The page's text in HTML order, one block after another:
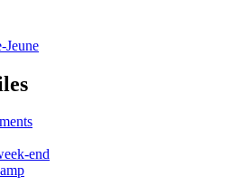
Jeune
end